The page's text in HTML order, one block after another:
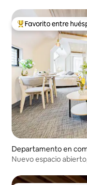
turístico, como el
| A poca distancia a pie
2 habitaciones
Favorito entre los
Favorito entre
Departamento en
to-ku
Nuevo espacio